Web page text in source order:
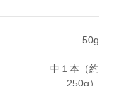
50g
中１本（約
250g）